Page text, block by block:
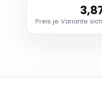
Preis je Variante